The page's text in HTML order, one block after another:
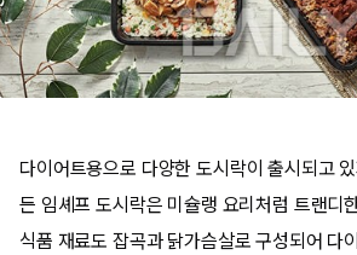
다이어트용으로 다양한 도시락이 출시되고
든 임셰프 도시락은 미슐랭 요리처럼 트랜디
식품 재료도 잡곡과 닭가슴살로 구성되어 다